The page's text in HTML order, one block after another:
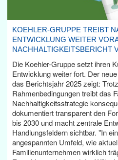
KOEHLER-GRUPPE TREIBT
ENTWICKLUNG WEITER
NACHHALTIGKEITSBERICHT
Die Koehler-Gruppe setzt ihren
Entwicklung weiter fort. Der
das Berichtsjahr 2025 zeigt:
Rahmenbedingungen treibt das
Nachhaltigkeitsstrategie
dokumentiert transparent den
bis 2030 und macht zentrale
Handlungsfeldern sichtbar. "In
angespannten Umfeld, wie
Familienunternehmen wirklich